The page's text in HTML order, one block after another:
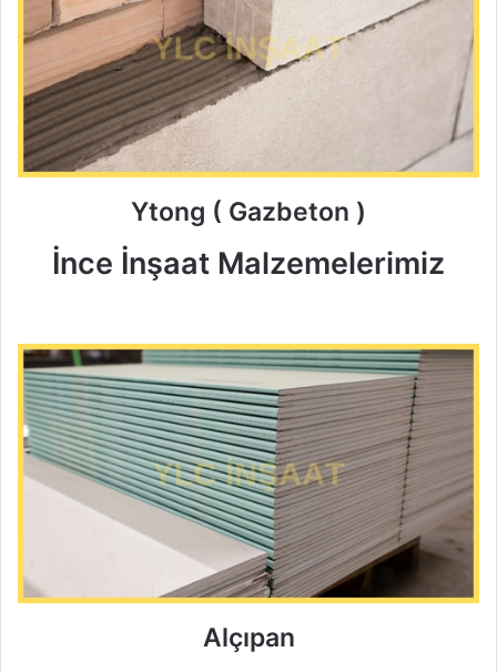
Ytong ( Gazbeton )
İnce İnşaat Malzemelerimiz
Alçıpan